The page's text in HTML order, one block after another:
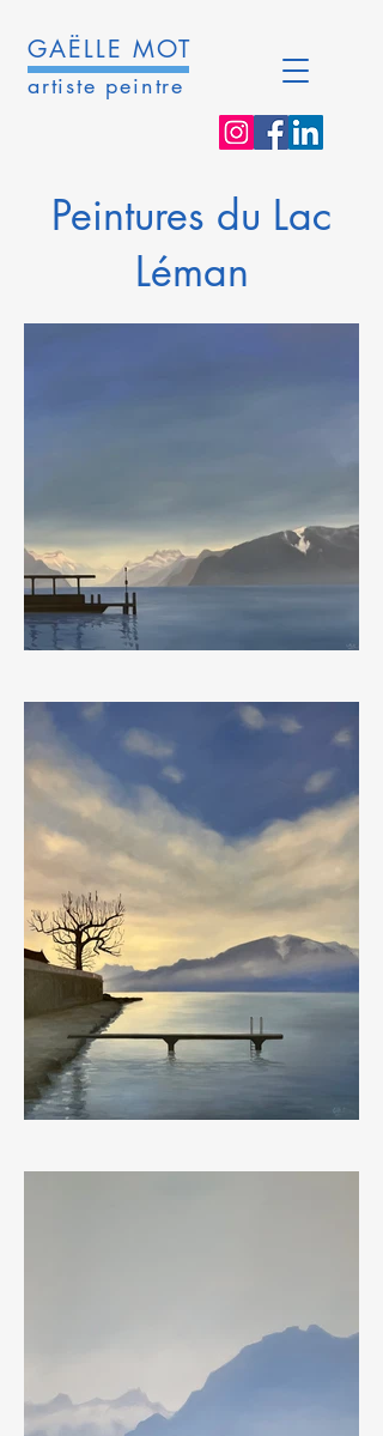
GAËLLE MOT
artiste peintre
Peintures du Lac
Léman